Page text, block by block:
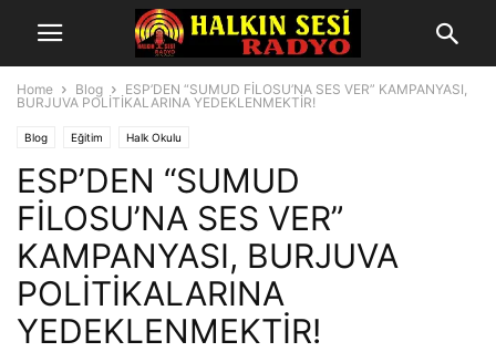
Home Blog
ESP’DEN “SUMUD FİLOSU’NA SES VER” KAMPANYASI,
BURJUVA POLİTİKALARINA YEDEKLENMEKTİR!
Blog Eğitim Halk Okulu
ESP’DEN “SUMUD
FİLOSU’NA SES VER”
KAMPANYASI, BURJUVA
POLİTİKALARINA
YEDEKLENMEKTİR!